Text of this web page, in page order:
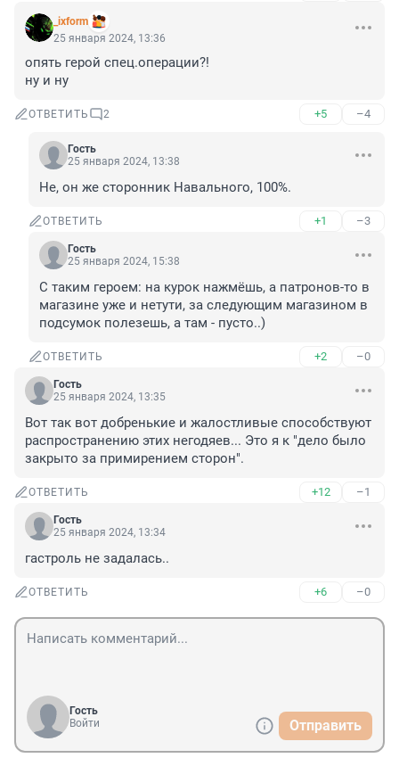
_ixform
25 января 2024, 13:36
опять герой спец.операции?!
ну и ну
ОТВЕТИТЬ 2 +5 –4
Гость
25 января 2024, 13:38
Не, он же сторонник Навального, 100%.
ОТВЕТИТЬ +1 –3
Гость
25 января 2024, 15:38
С таким героем: на курок нажмёшь, а патронов-то в
магазине уже и нетути, за следующим магазином в
подсумок полезешь, а там - пусто..)
ОТВЕТИТЬ +2 –0
Гость
25 января 2024, 13:35
Вот так вот добренькие и жалостливые способствуют
распространению этих негодяев... Это я к "дело было
закрыто за примирением сторон".
ОТВЕТИТЬ +12 –1
Гость
25 января 2024, 13:34
гастроль не задалась..
ОТВЕТИТЬ +6 –0
Гость
Войти
Отправить